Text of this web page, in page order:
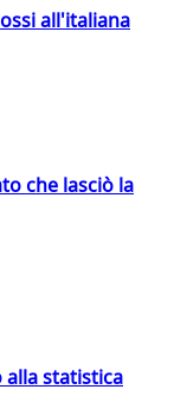
all'italiana
che lasciò la
alla statistica